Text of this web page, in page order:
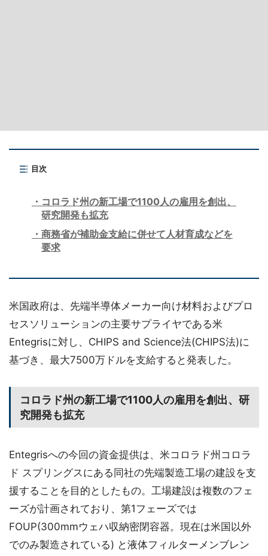
目次
コロラド州の新工場で1100人の雇用を創出、
研究開発も拡充
商務省が補助金支給に併せて人材育成などを
要求
米国政府は、先端半導体メーカー向け材料およびプロ
セスソリューションの主要サプライヤである米
Entegrisに対し、CHIPS and Science法(CHIPS法)に
基づき、最大7500万ドルを支給すると発表した。
コロラド州の新工場で1100人の雇用を創出、研
究開発も拡充
Entegrisへの今回の資金提供は、米コロラド州コロラ
ド スプリングスにある同社の先端製造工場の建設を支
援することを目的としたもの。工場建設は複数のフェ
ーズが計画されており、第1フェーズでは
FOUP(300mmウェハ収納密閉容器。現在は米国以外
でのみ製造されている) と液体フィルターメンブレン